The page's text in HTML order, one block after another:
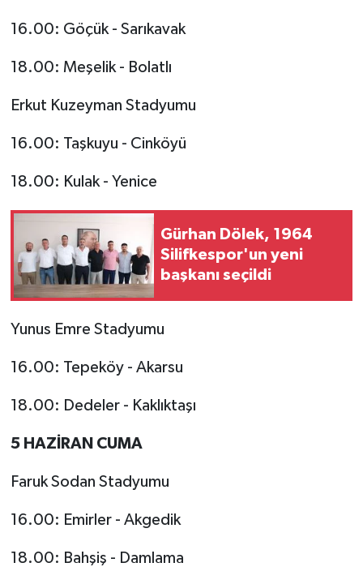
16.00: Göçük - Sarıkavak
18.00: Meşelik - Bolatlı
Erkut Kuzeyman Stadyumu
16.00: Taşkuyu - Cinköyü
18.00: Kulak - Yenice
Gürhan Dölek, 1964
Silifkespor'un yeni
başkanı seçildi
Yunus Emre Stadyumu
16.00: Tepeköy - Akarsu
18.00: Dedeler - Kaklıktaşı
5 HAZİRAN CUMA
Faruk Sodan Stadyumu
16.00: Emirler - Akgedik
18.00: Bahşiş - Damlama